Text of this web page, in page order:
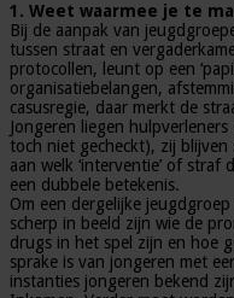
1. Weet waarmee je te
Bij de aanpak van
tussen straat en
protocollen, leunt op een
organisatiebelangen,
casusregie, daar merkt de
Jongeren liegen
toch niet gecheckt), zij blijven
aan welk ‘interventie’ of straf
een dubbele betekenis.
Om een dergelijke
scherp in beeld zijn wie de
drugs in het spel zijn en hoe
sprake is van jongeren met
instanties jongeren bekend